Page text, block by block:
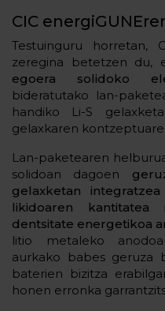
CIC
Testuinguru horretan,
zeregina betetzen du,
egoera solidoko
bideratutako lan-
handiko Li-S
gelaxkaren
Lan-paketearen
solidoan dagoen
gelaxketan
likidoaren kantitatea
dentsitate energetikoa
litio metaleko
aurkako babes geruza
baterien bizitza
honen erronka